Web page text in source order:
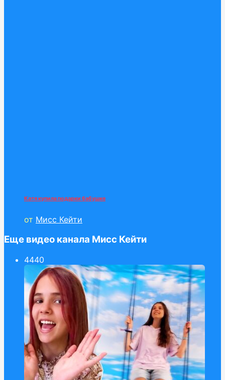
Катя купила подарки бабушке
от Мисс Кейти
Еще видео канала Мисс Кейти
4440